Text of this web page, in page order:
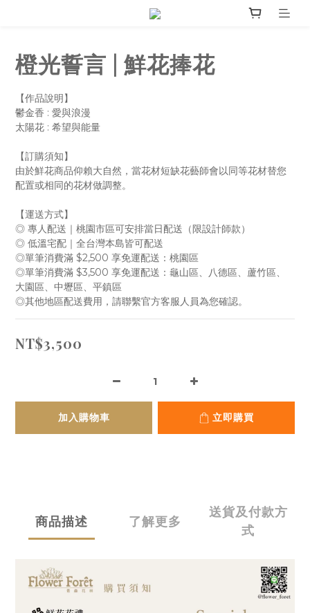
橙光誓言 | 鮮花捧花
【作品說明】
鬱金香 : 愛與浪漫
太陽花 : 希望與能量
【訂購須知】
由於鮮花商品仰賴大自然，當花材短缺花藝師會以同等花材替您
配置或相同的花材做調整。
【運送方式】
◎ 專人配送｜桃園市區可安排當日配送（限設計師款）
◎ 低溫宅配｜全台灣本島皆可配送
◎單筆消費滿 $2,500 享免運配送：桃園區
◎單筆消費滿 $3,500 享免運配送：龜山區、八德區、蘆竹區、
大園區、中壢區、平鎮區
◎其他地區配送費用，請聯繫官方客服人員為您確認。
NT$3,500
加入購物車 立即購買
商品描述 了解更多
送貨及付款方
式